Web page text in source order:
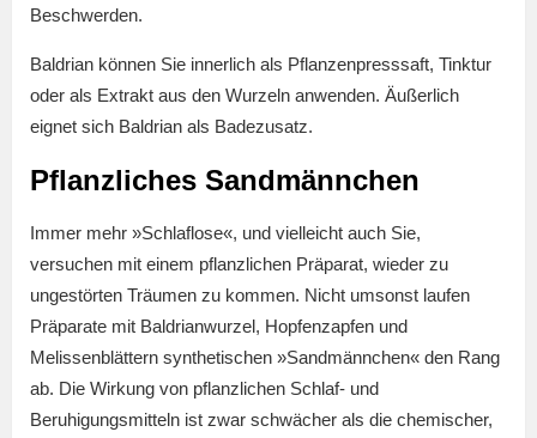
Beschwerden.
Baldrian können Sie innerlich als Pflanzenpresssaft, Tinktur
oder als Extrakt aus den Wurzeln anwenden. Äußerlich
eignet sich Baldrian als Badezusatz.
Pflanzliches Sandmännchen
Immer mehr »Schlaflose«, und vielleicht auch Sie,
versuchen mit einem pflanzlichen Präparat, wieder zu
ungestörten Träumen zu kommen. Nicht umsonst laufen
Präparate mit Baldrianwurzel, Hopfenzapfen und
Melissenblättern synthetischen »Sandmännchen« den Rang
ab. Die Wirkung von pflanzlichen Schlaf- und
Beruhigungsmitteln ist zwar schwächer als die chemischer,